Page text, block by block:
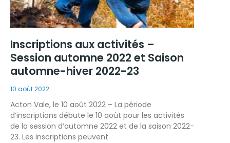
Inscriptions aux activités –
Session automne 2022 et Saison
automne-hiver 2022-23
10 août 2022
Acton Vale, le 10 août 2022 – La période
d’inscriptions débute le 10 août pour les activités
de la session d’automne 2022 et de la saison 2022-
23. Les inscriptions peuvent